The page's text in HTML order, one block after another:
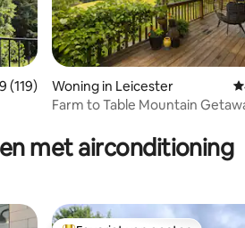
beoordeling van 4,99 op 5, 119
(119)
Woning in Leicester
Farm to Table Mountain
met airconditioning